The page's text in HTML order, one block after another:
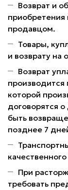
Возврат и
приобретения
продавцом.
Товары,
и возврату на
Возврат
которой
договорятся
быть
позднее 7
При
требовать